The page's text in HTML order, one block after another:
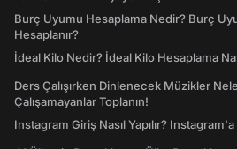
Burç Uyumu Hesaplama Nedir? Burç
Hesaplanır?
İdeal Kilo Nedir? İdeal Kilo Hesaplama
Ders Çalışırken Dinlenecek Müzikler
Çalışamayanlar Toplanın!
Instagram Giriş Nasıl Yapılır?